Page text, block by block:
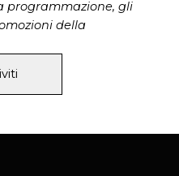
programmazione, gli
della